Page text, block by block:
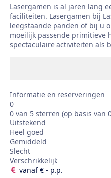
Lasergamen is al jaren lang
faciliteiten. Lasergamen bij
leegstaande panden of bij u
moeilijk passende primitieve
spectaculaire activiteiten als
Informatie en reserveringen
0
0 van 5 sterren (op basis van
Uitstekend
Heel goed
Gemiddeld
Slecht
Verschrikkelijk
vanaf € - p.p.